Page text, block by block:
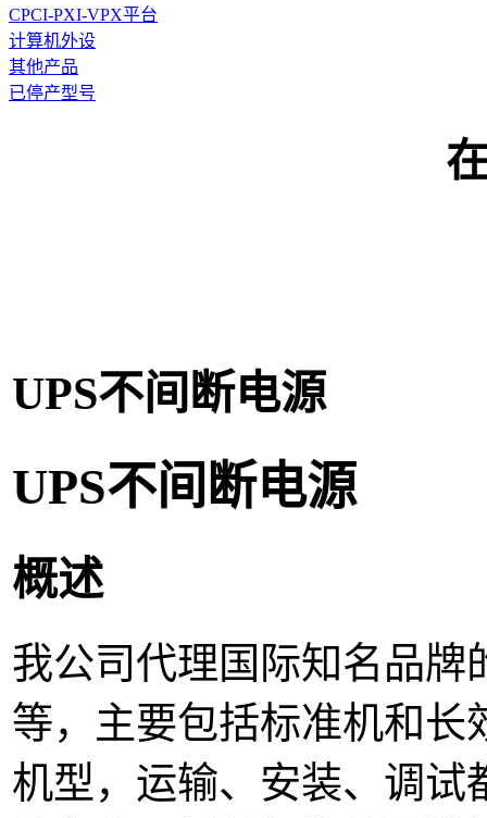
CPCI-PXI-VPX平台
计算机外设
其他产品
已停产型号
UPS不间断电源
UPS不间断电源
概述
我公司代理国际知名品牌
等，主要包括标准机和长
机型，运输、安装、调试